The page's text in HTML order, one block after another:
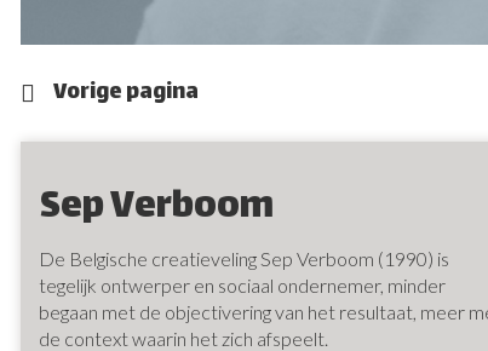
Vorige pagina
Sep Verboom
De Belgische creatieveling Sep Verboom (1990) is
tegelijk ontwerper en sociaal ondernemer, minder
begaan met de objectivering van het resultaat, meer
de context waarin het zich afspeelt.